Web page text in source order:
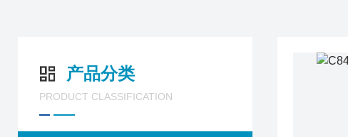
产品分类
PRODUCT CLASSIFICATION